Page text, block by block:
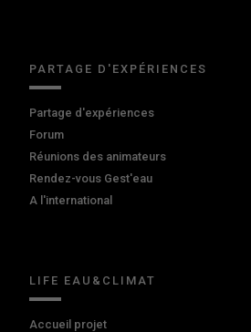
PARTAGE D'EXPÉRIENCES
Partage d'expériences
Forum
Réunions des animateurs
Rendez-vous Gest'eau
A l'international
LIFE EAU&CLIMAT
Accueil projet